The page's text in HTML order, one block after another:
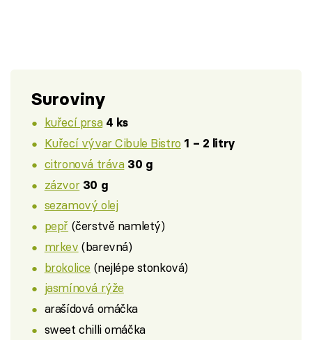
Suroviny
kuřecí prsa 4 ks
Kuřecí vývar Cibule Bistro 1 – 2 litry
citronová tráva 30 g
zázvor 30 g
sezamový olej
pepř (čerstvě namletý)
mrkev (barevná)
brokolice (nejlépe stonková)
jasmínová rýže
arašídová omáčka
sweet chilli omáčka